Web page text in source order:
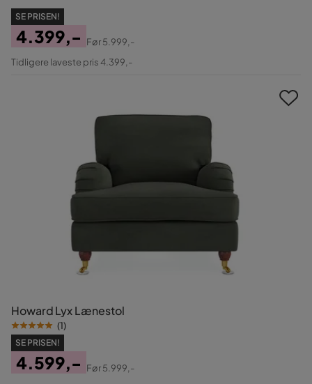
SE PRISEN!
Pris
4.399,-
Original
Før5.999,-
Tidligere laveste pris 4.399,-
Howard Lyx Lænestol
(1)
SE PRISEN!
4.599,-
Før5.999,-